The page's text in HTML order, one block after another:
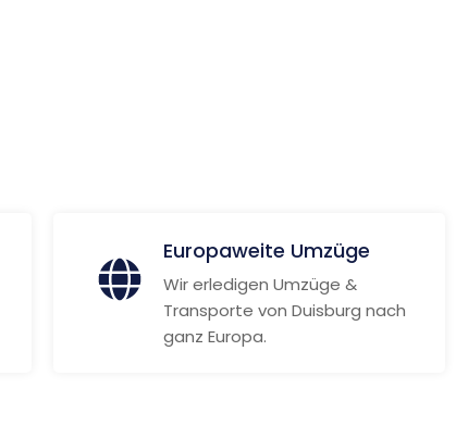
Europaweite Umzüge
Wir erledigen Umzüge &
Transporte von Duisburg nach
ganz Europa.